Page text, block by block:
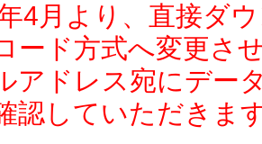
4月より、直接ダ
ード方式へ変更さ
アドレス宛にデー
認していただきま